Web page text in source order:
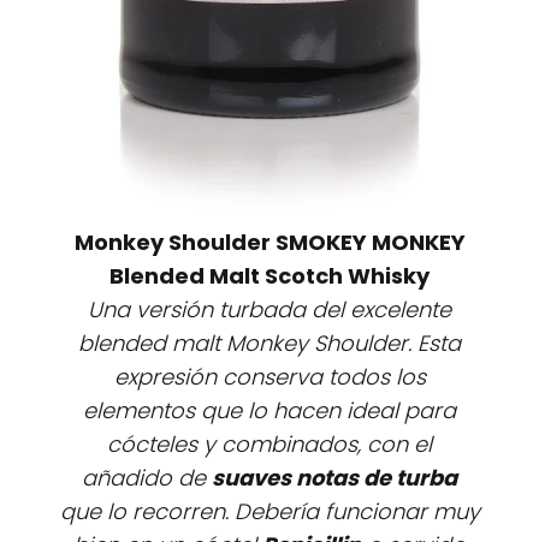
Monkey Shoulder SMOKEY MONKEY
Blended Malt Scotch Whisky
Una versión turbada del excelente
blended malt Monkey Shoulder. Esta
expresión conserva todos los
elementos que lo hacen ideal para
cócteles y combinados, con el
añadido de suaves notas de turba
que lo recorren. Debería funcionar muy